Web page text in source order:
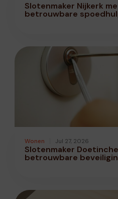
Slotenmaker Nijkerk
betrouwbare
Wonen Jul 27, 2026
Slotenmaker
betrouwbare